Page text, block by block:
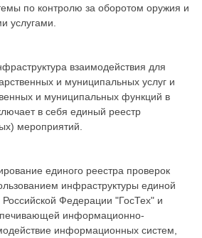
по контролю за оборотом оружия и
услугами.
взаимодействия для
и муниципальных услуг и
и муниципальных функций в
в себя единый реестр
мероприятий.
единого реестра проверок
инфраструктуры единой
Федерации "ГосТех" и
информационно-
информационных систем,